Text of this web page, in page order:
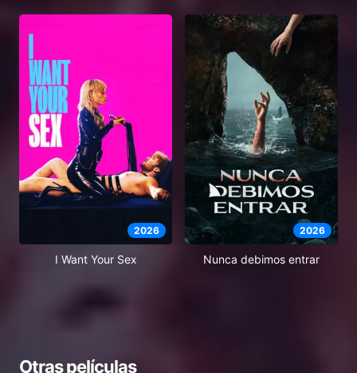
2026
I Want Your Sex
2026
Nunca debimos entrar
Otras películas